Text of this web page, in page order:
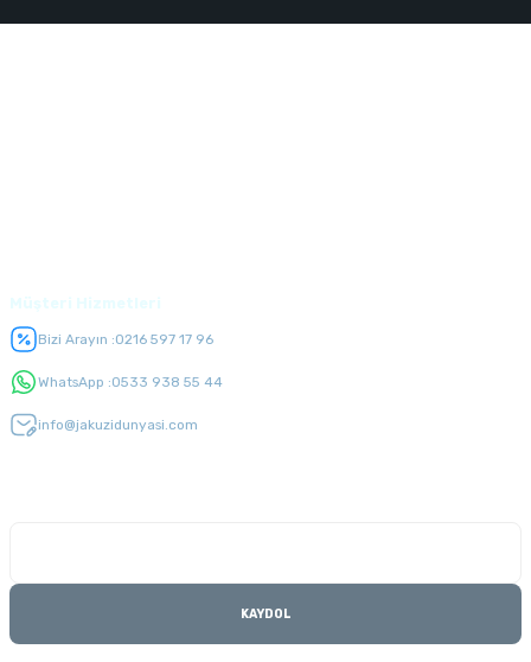
Bizi Arayın :0216 597 17 96
WhatsApp :0533 938 55 44
info@jakuzidunyasi.com
KAYDOL